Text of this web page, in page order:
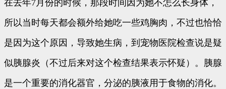
在去年7月份的时候，那段时间因为她不怎么长身体，
所以当时每天都会额外给她吃一些鸡胸肉，不过也恰恰
是因为这个原因，导致她生病，到宠物医院检查说是疑
似胰腺炎（不过后来对这个检查结果表示怀疑）。胰腺
是一个重要的消化器官，分泌的胰液用于食物的消化。